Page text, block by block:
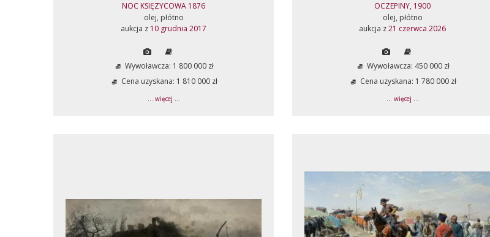
NOC KSIĘZYCOWA 1876
olej, płótno
aukcja z 10 grudnia 2017
Wywoławcza: 1 800 000 zł
Cena uzyskana: 1 810 000 zł
... więcej ...
OCZEPINY, 1900
olej, płótno
aukcja z21 czerwca 2026
Wywoławcza: 450 000 zł
Cena uzyskana: 1 780 000 zł
... więcej ...